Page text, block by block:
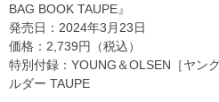
BAG BOOK TAUPE』
発売日：2024年3月23日
価格：2,739円（税込）
特別付録：YOUNG＆OLSEN［ヤン
ルダー TAUPE